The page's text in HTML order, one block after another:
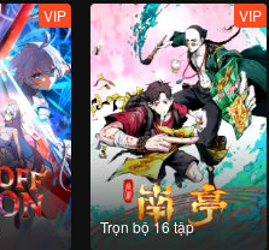
VIP
Trọn bộ 16 tập
VIP